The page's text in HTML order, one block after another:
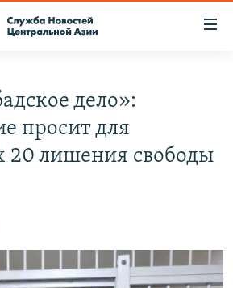
дело»:
просит для
20 лишения свободы